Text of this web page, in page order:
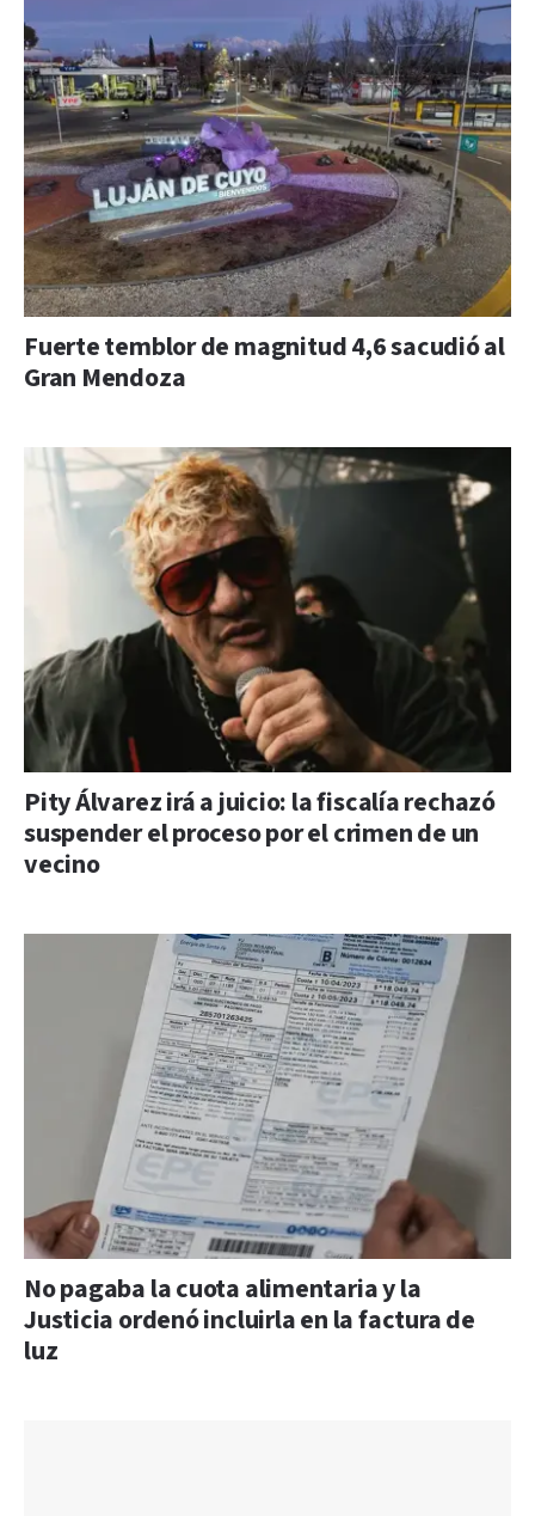
Fuerte temblor de magnitud 4,6 sacudió al
Gran Mendoza
Pity Álvarez irá a juicio: la fiscalía rechazó
suspender el proceso por el crimen de un
vecino
No pagaba la cuota alimentaria y la
Justicia ordenó incluirla en la factura de
luz